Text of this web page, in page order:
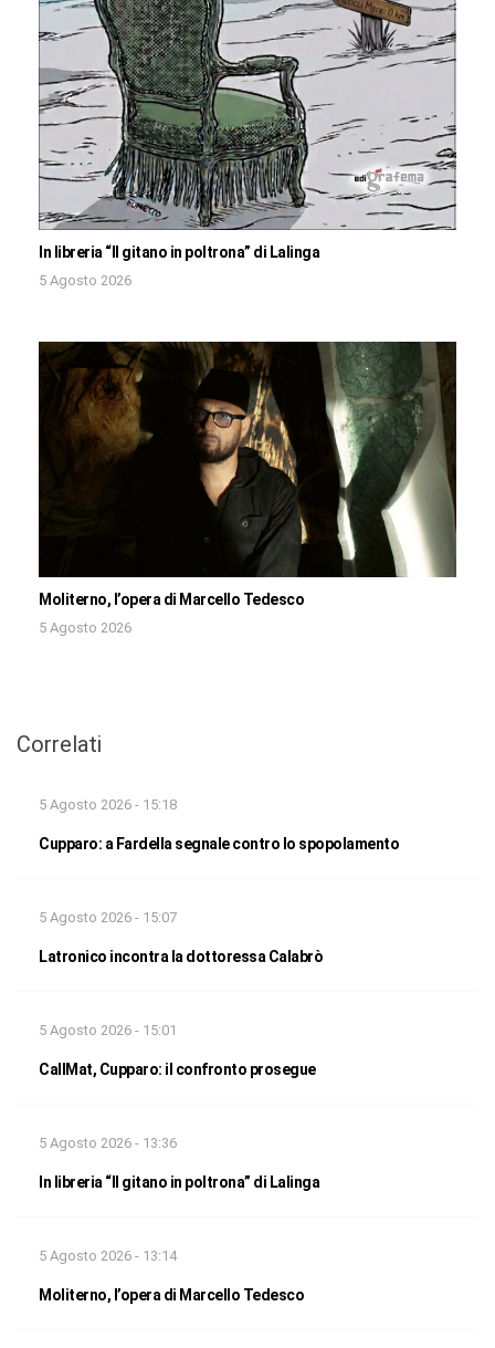
In libreria “Il gitano in poltrona” di Lalinga
5 Agosto 2026
Moliterno, l’opera di Marcello Tedesco
5 Agosto 2026
Correlati
5 Agosto 2026 - 15:18
Cupparo: a Fardella segnale contro lo spopolamento
5 Agosto 2026 - 15:07
Latronico incontra la dottoressa Calabrò
5 Agosto 2026 - 15:01
CallMat, Cupparo: il confronto prosegue
5 Agosto 2026 - 13:36
In libreria “Il gitano in poltrona” di Lalinga
5 Agosto 2026 - 13:14
Moliterno, l’opera di Marcello Tedesco